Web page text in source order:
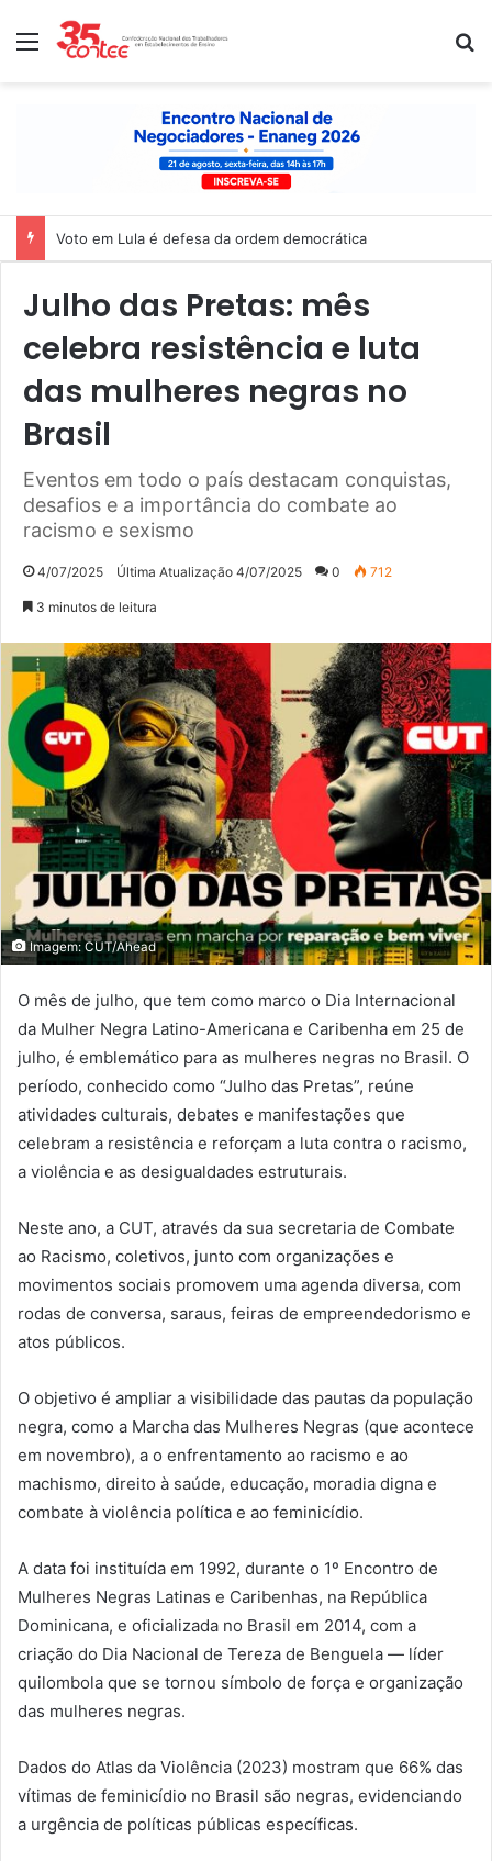
Menu
Voto em Lula é defesa da ordem democrática
Julho das Pretas: mês
celebra resistência e luta
das mulheres negras no
Brasil
Eventos em todo o país destacam conquistas,
desafios e a importância do combate ao
racismo e sexismo
4/07/2025 Última Atualização 4/07/2025 0 712
3 minutos de leitura
Imagem: CUT/Ahead
O mês de julho, que tem como marco o Dia Internacional
da Mulher Negra Latino-Americana e Caribenha em 25 de
julho, é emblemático para as mulheres negras no Brasil. O
período, conhecido como “Julho das Pretas”, reúne
atividades culturais, debates e manifestações que
celebram a resistência e reforçam a luta contra o racismo,
a violência e as desigualdades estruturais.
Neste ano, a CUT, através da sua secretaria de Combate
ao Racismo, coletivos, junto com organizações e
movimentos sociais promovem uma agenda diversa, com
rodas de conversa, saraus, feiras de empreendedorismo e
atos públicos.
O objetivo é ampliar a visibilidade das pautas da população
negra, como a Marcha das Mulheres Negras (que acontece
em novembro), a o enfrentamento ao racismo e ao
machismo, direito à saúde, educação, moradia digna e
combate à violência política e ao feminicídio.
A data foi instituída em 1992, durante o 1º Encontro de
Mulheres Negras Latinas e Caribenhas, na República
Dominicana, e oficializada no Brasil em 2014, com a
criação do Dia Nacional de Tereza de Benguela — líder
quilombola que se tornou símbolo de força e organização
das mulheres negras.
Dados do Atlas da Violência (2023) mostram que 66% das
vítimas de feminicídio no Brasil são negras, evidenciando
a urgência de políticas públicas específicas.